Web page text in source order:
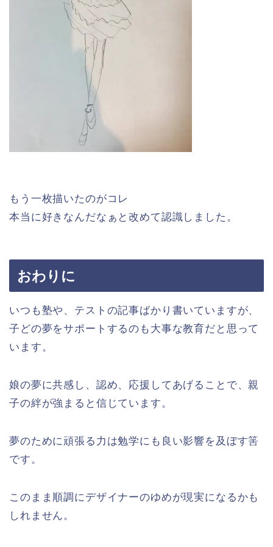
もう一枚描いたのがコレ
本当に好きなんだなぁと改めて認識しました。
おわりに
いつも塾や、テストの記事ばかり書いていますが、
子どの夢をサポートするのも大事な教育だと思って
います。
娘の夢に共感し、認め、応援してあげることで、親
子の絆が強まると信じています。
夢のために頑張る力は勉学にも良い影響を及ぼす筈
です。
このまま順調にデザイナーのゆめが現実になるかも
しれません。